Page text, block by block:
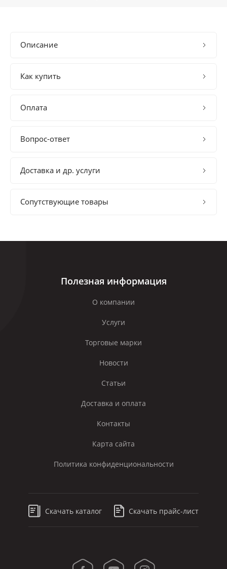
Описание
Как купить
Оплата
Вопрос-ответ
Доставка и др. услуги
Сопутствующие товары
Полезная информация
О компании
Услуги
Торговые марки
Новости
Статьи
Доставка и оплата
Контакты
Карта сайта
Политика конфиденциональности
Скачать каталог Скачать прайс-лист